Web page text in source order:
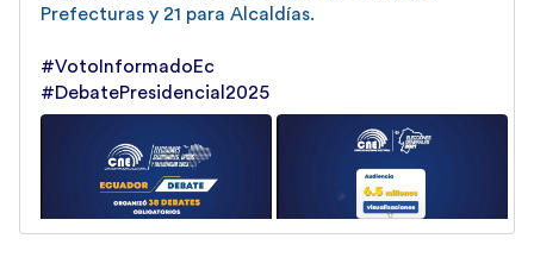
Prefecturas y 21 para Alcaldías.
#VotoInformadoEc
#DebatePresidencial2025